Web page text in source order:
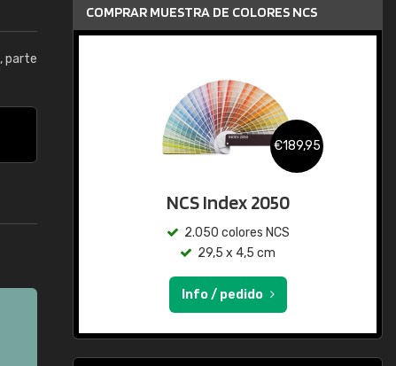
, parte
COMPRAR MUESTRA DE COLORES NCS
€189,95
NCS Index 2050
2.050 colores NCS
29,5 x 4,5 cm
Info / pedido